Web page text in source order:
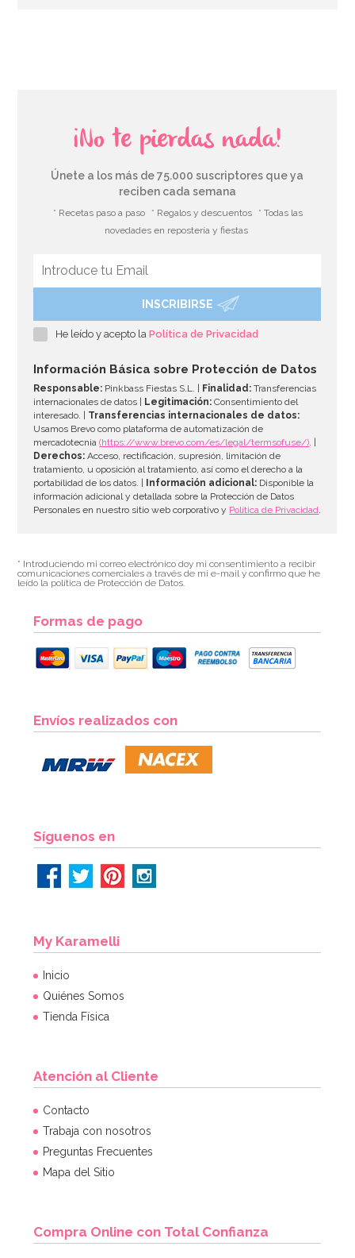
Kit de troqueladoras, tijeras y estampadores para
Sugarcraft
AÑADIR
3,49€ 3,35€
Molde Great Impressions Shoes 2
AÑADIR
¡No te pierdas nada!
Únete a los más de 75.000 suscriptores que ya
reciben cada semana
* Recetas paso a paso * Regalos y descuentos
* Todas las
novedades en repostería y fiestas
INSCRIBIRSE
He leído y acepto laPolítica de Privacidad
Información Básica sobre Protección de Datos
Responsable: Pinkbass Fiestas S.L. | Finalidad: Transferencias
internacionales de datos |
Legitimación: Consentimiento del
interesado. | Transferencias internacionales de datos:
Usamos Brevo como plataforma de automatización de
mercadotecnia(https://www.brevo.com/es/legal/termsofuse/). |
Derechos: Acceso, rectificación, supresión, limitación de
tratamiento, u oposición al tratamiento, así como el derecho a la
portabilidad de los datos. |
Información adicional: Disponible la
información adicional y detallada sobre la Protección de Datos
Personales en nuestro sitio web corporativo y Política de Privacidad.
* Introduciendo mi correo electrónico doy mi consentimiento a recibir
comunicaciones comerciales a través de mi e-mail y confirmo que he
leído la política de Protección de Datos.
Formas de pago
Envíos realizados con
Síguenos en
My Karamelli
Inicio
Quiénes Somos
Tienda Física
Atención al Cliente
Contacto
Trabaja con nosotros
Preguntas Frecuentes
Mapa del Sitio
Compra Online con Total Confianza